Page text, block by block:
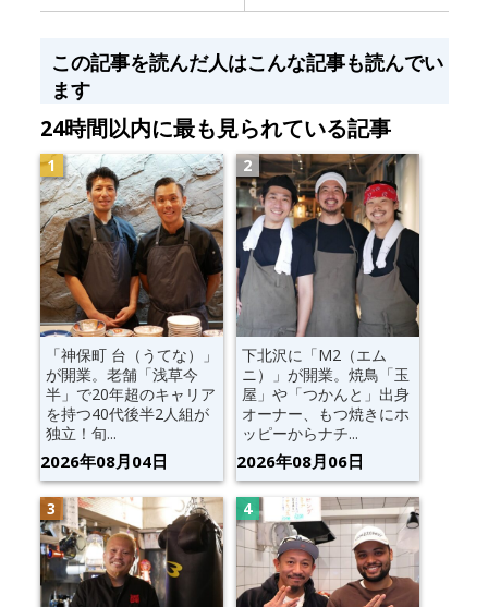
この記事を読んだ人はこんな記事も読んでい
ます
24時間以内に最も見られている記事
「神保町 台（うてな）」
が開業。老舗「浅草今
半」で20年超のキャリア
を持つ40代後半2人組が
独立！旬...
2026年08月04日
下北沢に「M2（エム
ニ）」が開業。焼鳥「玉
屋」や「つかんと」出身
オーナー、もつ焼きにホ
ッピーからナチ...
2026年08月06日